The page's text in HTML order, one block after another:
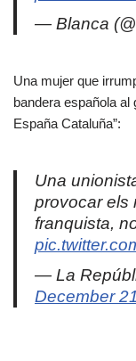
— Blanca
Una mujer que
bandera española al
España Cataluña”:
Una
provocar els
franquista,
— La
December